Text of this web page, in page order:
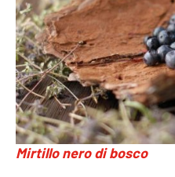
Mirtillo nero di bosco